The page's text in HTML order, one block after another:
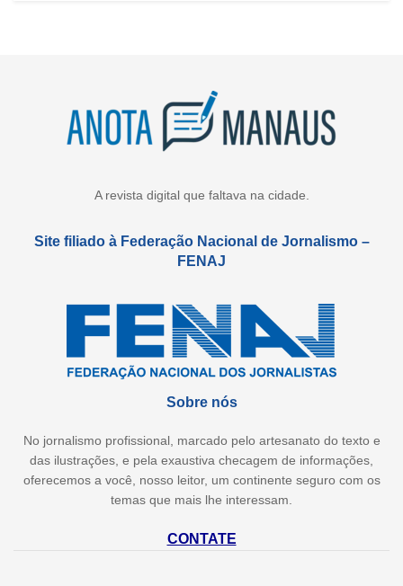
A revista digital que faltava na cidade.
Site filiado à Federação Nacional de Jornalismo –
FENAJ
Sobre nós
No jornalismo profissional, marcado pelo artesanato do texto e
das ilustrações, e pela exaustiva checagem de informações,
oferecemos a você, nosso leitor, um continente seguro com os
temas que mais lhe interessam.
CONTATE